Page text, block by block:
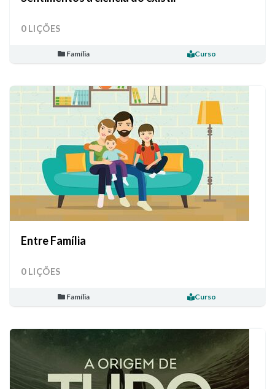
0 LIÇÕES
Família Curso
Entre Família
0 LIÇÕES
Família Curso